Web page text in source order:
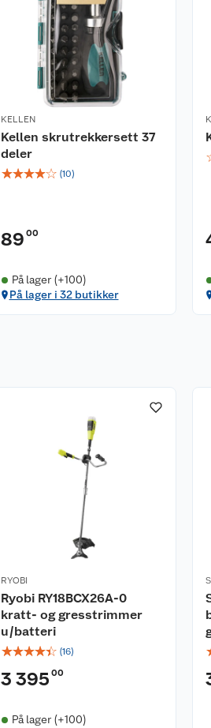
KELLEN
Kellen skrutrekkersett 37
deler
☆☆☆☆☆ (10)
89 00
På lager (+100)
På lager i 32 butikker
RYOBI
Ryobi RY18BCX26A-0
kratt- og gresstrimmer
u/batteri
☆☆☆☆☆ (16)
3 395 00
På lager (+100)